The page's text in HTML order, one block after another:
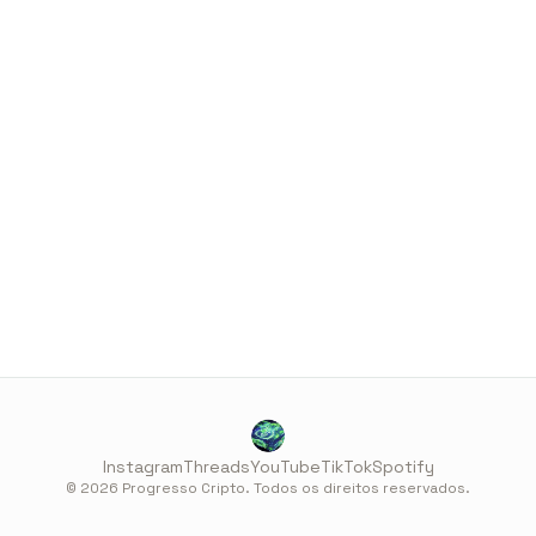
InstagramThreadsYouTubeTikTokSpotify
© 2026 Progresso Cripto. Todos os direitos reservados.